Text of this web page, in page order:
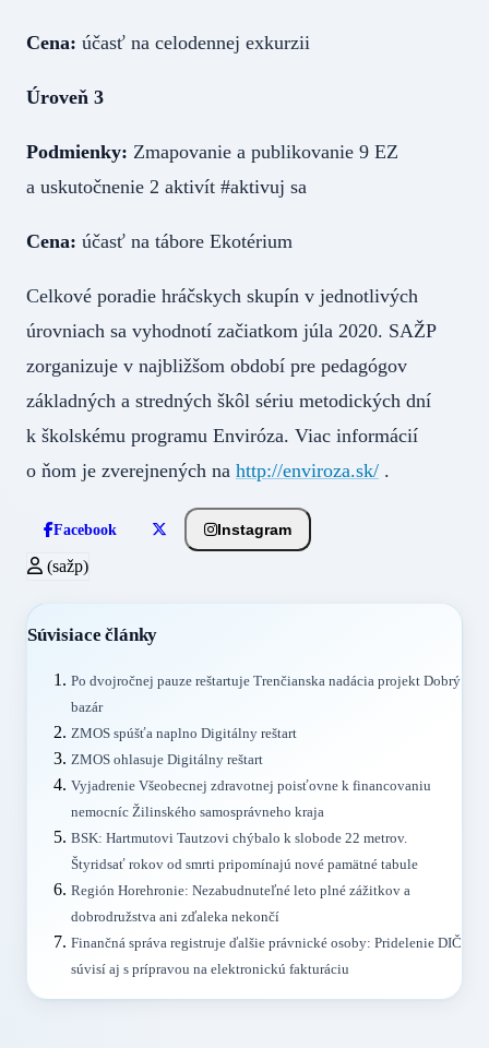
Cena: účasť na celodennej exkurzii
Úroveň 3
Podmienky: Zmapovanie a publikovanie 9 EZ
a uskutočnenie 2 aktivít #aktivuj sa
Cena: účasť na tábore Ekotérium
Celkové poradie hráčskych skupín v jednotlivých
úrovniach sa vyhodnotí začiatkom júla 2020. SAŽP
zorganizuje v najbližšom období pre pedagógov
základných a stredných škôl sériu metodických dní
k školskému programu Enviróza. Viac informácií
o ňom je zverejnených na http://enviroza.sk/ .
Facebook Instagram
(sažp)
Súvisiace články
Po dvojročnej pauze reštartuje Trenčianska nadácia projekt Dobrý
bazár
ZMOS spúšťa naplno Digitálny reštart
ZMOS ohlasuje Digitálny reštart
Vyjadrenie Všeobecnej zdravotnej poisťovne k financovaniu
nemocníc Žilinského samosprávneho kraja
BSK: Hartmutovi Tautzovi chýbalo k slobode 22 metrov.
Štyridsať rokov od smrti pripomínajú nové pamätné tabule
Región Horehronie: Nezabudnuteľné leto plné zážitkov a
dobrodružstva ani zďaleka nekončí
Finančná správa registruje ďalšie právnické osoby: Pridelenie DIČ
súvisí aj s prípravou na elektronickú fakturáciu